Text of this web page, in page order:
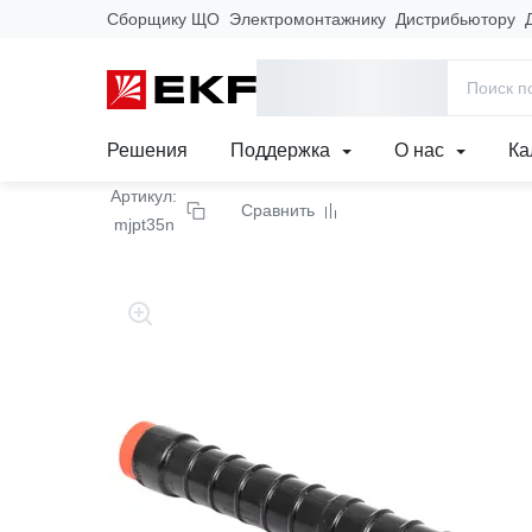
Сборщику ЩО Электромонтажнику Дистрибьютору
Решения Поддержка О нас
Главная
Гильза изолированная
Артикул:
mjpt35n
Сравнить